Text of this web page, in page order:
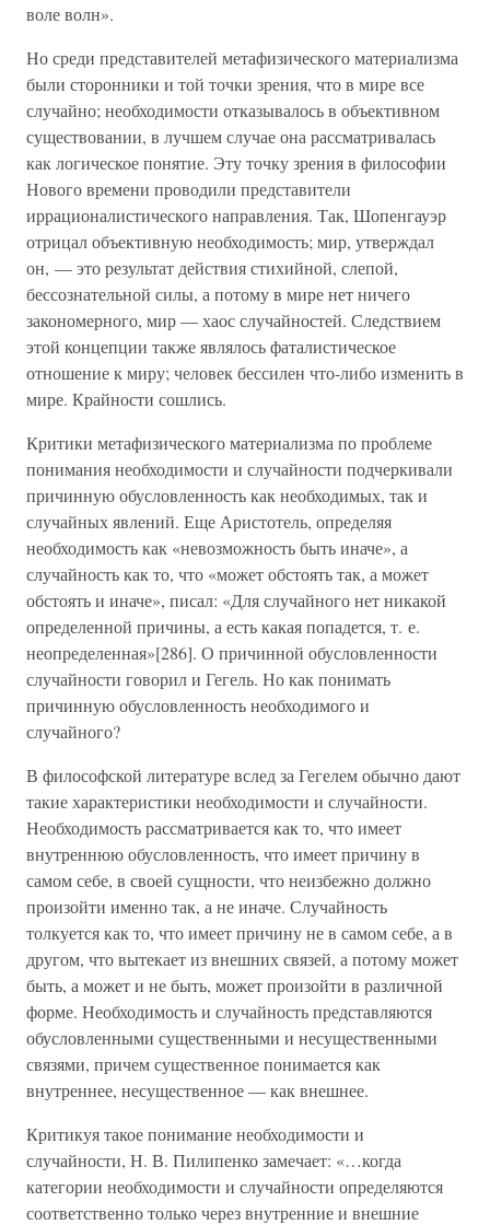
воле волн».
Но среди представителей метафизического материализма
были сторонники и той точки зрения, что в мире все
случайно; необходимости отказывалось в объективном
существовании, в лучшем случае она рассматривалась
как логическое понятие. Эту точку зрения в философии
Нового времени проводили представители
иррационалистического направления. Так, Шопенгауэр
отрицал объективную необходимость; мир, утверждал
он, — это результат действия стихийной, слепой,
бессознательной силы, а потому в мире нет ничего
закономерного, мир — хаос случайностей. Следствием
этой концепции также являлось фаталистическое
отношение к миру; человек бессилен что-либо изменить в
мире. Крайности сошлись.
Критики метафизического материализма по проблеме
понимания необходимости и случайности подчеркивали
причинную обусловленность как необходимых, так и
случайных явлений. Еще Аристотель, определяя
необходимость как «невозможность быть иначе», а
случайность как то, что «может обстоять так, а может
обстоять и иначе», писал: «Для случайного нет никакой
определенной причины, а есть какая попадется, т. е.
неопределенная»[286]. О причинной обусловленности
случайности говорил и Гегель. Но как понимать
причинную обусловленность необходимого и
случайного?
В философской литературе вслед за Гегелем обычно дают
такие характеристики необходимости и случайности.
Необходимость рассматривается как то, что имеет
внутреннюю обусловленность, что имеет причину в
самом себе, в своей сущности, что неизбежно должно
произойти именно так, а не иначе. Случайность
толкуется как то, что имеет причину не в самом себе, а в
другом, что вытекает из внешних связей, а потому может
быть, а может и не быть, может произойти в различной
форме. Необходимость и случайность представляются
обусловленными существенными и несущественными
связями, причем существенное понимается как
внутреннее, несущественное — как внешнее.
Критикуя такое понимание необходимости и
случайности, Н. В. Пилипенко замечает: «…когда
категории необходимости и случайности определяются
соответственно только через внутренние и внешние